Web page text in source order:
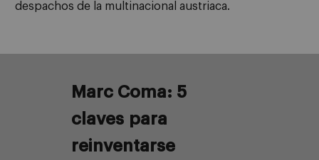
despachos de la multinacional austriaca.
Marc Coma: 5
claves para
reinventarse